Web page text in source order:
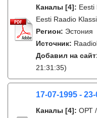
Каналы [4]: Eesti
Eesti Raadio
Регион: Эстония
Источник:
Добавил на
21:31:35)
17-07-1995 -
Каналы [4]: ОРТ